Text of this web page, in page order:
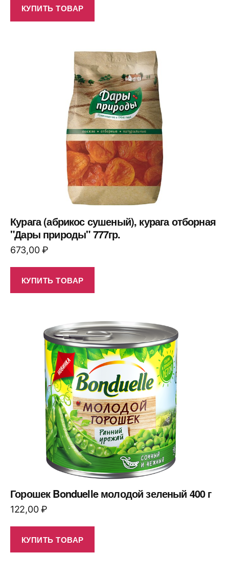
КУПИТЬ ТОВАР
Курага (абрикос сушеный), курага отборная
"Дары природы" 777гр.
673,00₽
КУПИТЬ ТОВАР
Горошек Bonduelle молодой зеленый 400 г
122,00₽
КУПИТЬ ТОВАР